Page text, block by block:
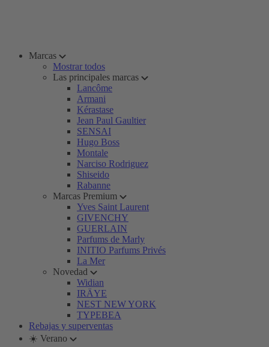
Marcas
Mostrar todos
Las principales marcas
Lancôme
Armani
Kérastase
Jean Paul Gaultier
SENSAI
Hugo Boss
Montale
Narciso Rodriguez
Shiseido
Rabanne
Marcas Premium
Yves Saint Laurent
GIVENCHY
GUERLAIN
Parfums de Marly
INITIO Parfums Privés
La Mer
Novedad
Widian
IRÄYE
NEST NEW YORK
TYPEBEA
Rebajas y superventas
☀️ Verano